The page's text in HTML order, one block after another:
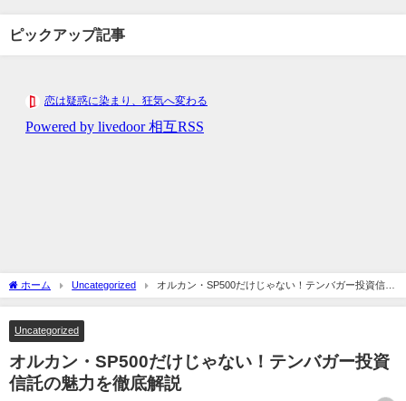
ピックアップ記事
ホーム Uncategorized
オルカン・SP500だけじゃない！テンバガー投資信託
の魅力を徹底解説
Uncategorized
オルカン・SP500だけじゃない！テンバガー投資
信託の魅力を徹底解説